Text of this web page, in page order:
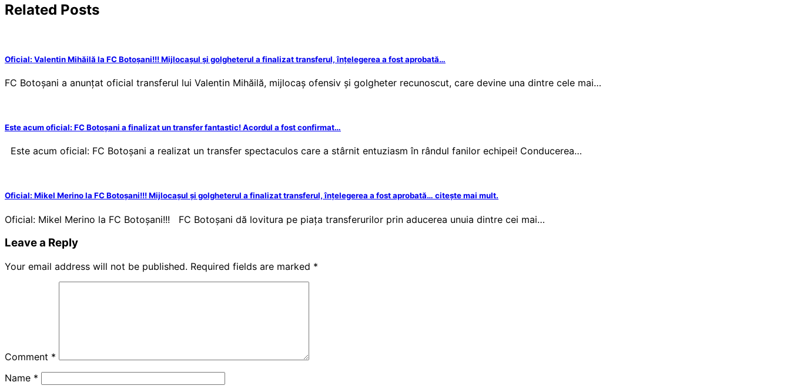
Related Posts
Oficial: Valentin Mihăilă la FC Botoșani!!! Mijlocașul și golgheterul a finalizat transferul, înțelegerea a fost aprobată…
FC Botoșani a anunțat oficial transferul lui Valentin Mihăilă, mijlocaș ofensiv și golgheter recunoscut, care devine una dintre cele mai…
Este acum oficial: FC Botoșani a finalizat un transfer fantastic! Acordul a fost confirmat…
Este acum oficial: FC Botoșani a realizat un transfer spectaculos care a stârnit entuziasm în rândul fanilor echipei! Conducerea…
Oficial: Mikel Merino la FC Botoșani!!! Mijlocașul și golgheterul a finalizat transferul, înțelegerea a fost aprobată… citește mai mult.
Oficial: Mikel Merino la FC Botoșani!!! FC Botoșani dă lovitura pe piața transferurilor prin aducerea unuia dintre cei mai…
Leave a Reply
Your email address will not be published. Required fields are marked *
Comment *
Name *